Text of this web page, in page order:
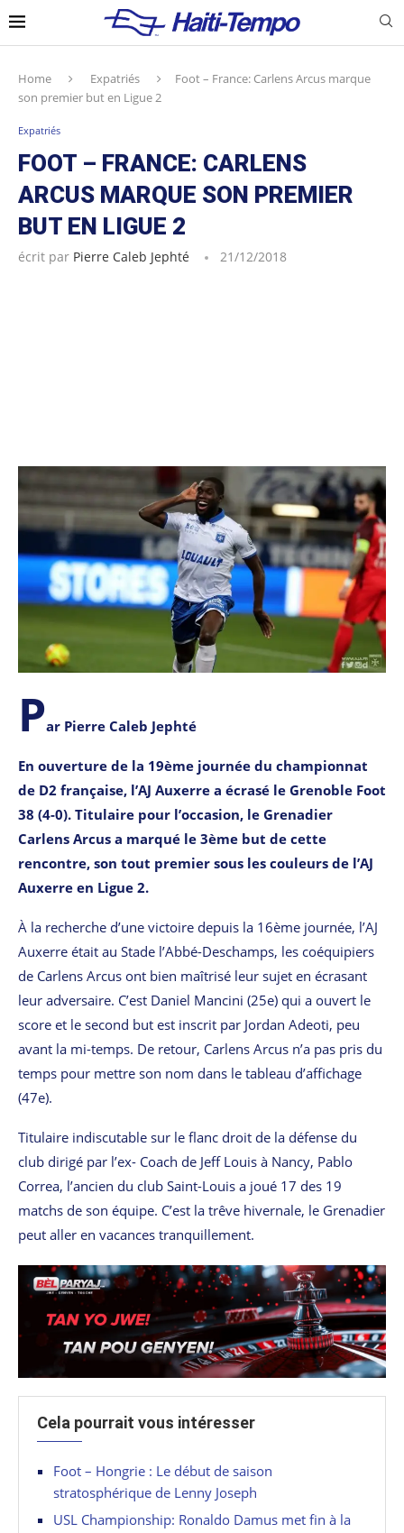
Home Expatriés
Foot – France: Carlens Arcus marque
son premier but en Ligue 2
Expatriés
FOOT – FRANCE: CARLENS
ARCUS MARQUE SON PREMIER
BUT EN LIGUE 2
écrit par Pierre Caleb Jephté 21/12/2018
Par Pierre Caleb Jephté
En ouverture de la 19ème journée du championnat
de D2 française, l’AJ Auxerre a écrasé le Grenoble Foot
38 (4-0). Titulaire pour l’occasion, le Grenadier
Carlens Arcus a marqué le 3ème but de cette
rencontre, son tout premier sous les couleurs de l’AJ
Auxerre en Ligue 2.
À la recherche d’une victoire depuis la 16ème journée, l’AJ
Auxerre était au Stade l’Abbé-Deschamps, les coéquipiers
de Carlens Arcus ont bien maîtrisé leur sujet en écrasant
leur adversaire. C’est Daniel Mancini (25e) qui a ouvert le
score et le second but est inscrit par Jordan Adeoti, peu
avant la mi-temps. De retour, Carlens Arcus n’a pas pris du
temps pour mettre son nom dans le tableau d’affichage
(47e).
Titulaire indiscutable sur le flanc droit de la défense du
club dirigé par l’ex- Coach de Jeff Louis à Nancy, Pablo
Correa, l’ancien du club Saint-Louis a joué 17 des 19
matchs de son équipe. C’est la trêve hivernale, le Grenadier
peut aller en vacances tranquillement.
Cela pourrait vous intéresser
Foot – Hongrie : Le début de saison
stratosphérique de Lenny Joseph
USL Championship: Ronaldo Damus met fin à la